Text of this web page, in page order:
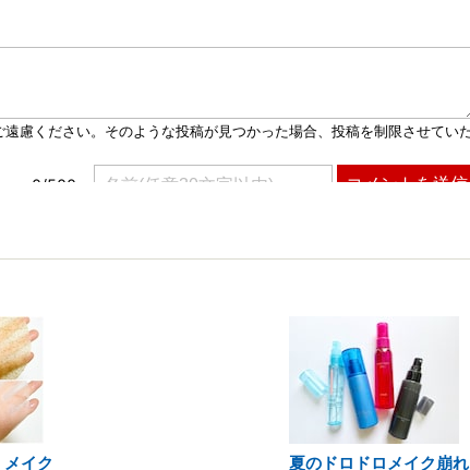
イク 夏のドロドロメイク崩れ